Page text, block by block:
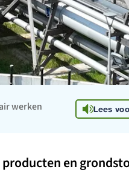
werken Lees
en